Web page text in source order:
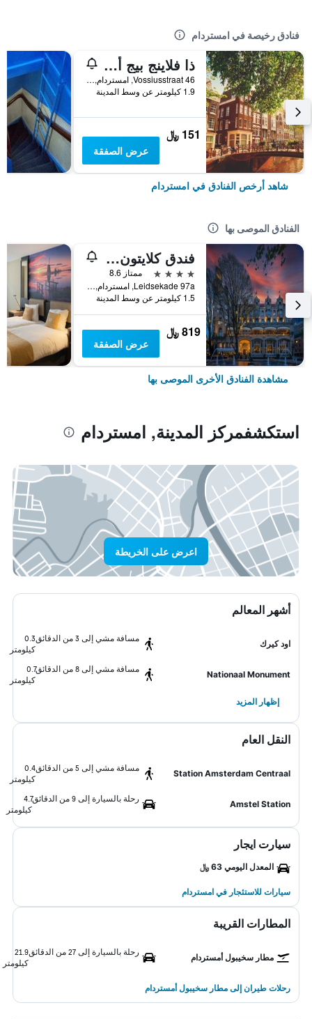
فنادق رخيصة في امستردام
ذا فلاينج بيج أبتاون هوستل
Vossiusstraat 46, امستردام, مقاطعة شمال هولندا, هولندا
1.9 كيلومتر عن وسط المدينة
151 ﷼
عرض الصفقة
شاهد أرخص الفنادق في امستردام
الفنادق الموصى بها
فندق كلايتون أمستردام أمريكان
4 نجوم
ممتاز 8.6
Leidsekade 97a, امستردام, مقاطعة شمال هولندا, هولندا
1.5 كيلومتر عن وسط المدينة
819 ﷼
عرض الصفقة
مشاهدة الفنادق الأخرى الموصى بها
استكشفمركز المدينة, امستردام
اعرض على الخريطة
أشهر المعالم
اود كيرك
مسافة مشي إلى 3 من الدقائق
0.3
كيلومتر
Nationaal Monument
مسافة مشي إلى 8 من الدقائق
0.7
كيلومتر
إظهار المزيد
النقل العام
Station Amsterdam Centraal
مسافة مشي إلى 5 من الدقائق
0.4
كيلومتر
Amstel Station
رحلة بالسيارة إلى 9 من الدقائق
4.7
كيلومتر
سيارت ايجار
المعدل اليومي 63 ﷼
سيارات للاستئجار في امستردام
المطارات القريبة
مطار سخيبول أمستردام
رحلة بالسيارة إلى 27 من الدقائق
21.9
كيلومتر
رحلات طيران إلى مطار سخيبول أمستردام